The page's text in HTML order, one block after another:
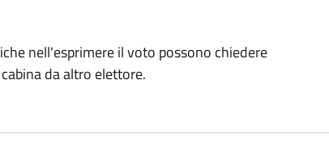
nell'esprimere il voto possono chiedere
da altro elettore.